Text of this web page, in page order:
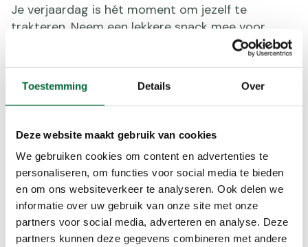
Toestemming Details Over
Deze website maakt gebruik van cookies
We gebruiken cookies om content en advertenties te
personaliseren, om functies voor social media te bieden
en om ons websiteverkeer te analyseren. Ook delen we
informatie over uw gebruik van onze site met onze
partners voor social media, adverteren en analyse. Deze
partners kunnen deze gegevens combineren met andere
Je verjaardag is hét moment om jezelf te
trakteren. Neem een lekkere snack mee voor
onderweg. Loop voor je wandeling even langs de
bakker, of duik zelf de keuken in. En vergeet vooral
niet je favoriete drankje in je rugzak te stoppen.
Wonen familie of vrienden in de buurt? Dan kan je
een traktatie uit te delen. Zo zijn ze extra blij om
voor overheerlijkekniepertjes. Het perfecte
recept rondom de feestdagen.